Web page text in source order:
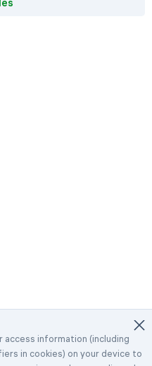
information (including
in cookies) on your device to
Rights Reserved.